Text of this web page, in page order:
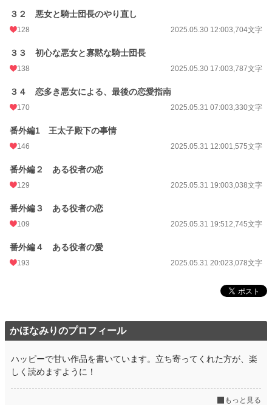
３２ 悪女と騎士団長のやり直し
128 2025.05.30 12:003,704文字
３３ 初心な悪女と寡黙な騎士団長
138 2025.05.30 17:003,787文字
３４ 恋多き悪女による、最後の恋愛指南
170 2025.05.31 07:003,330文字
番外編1 王太子殿下の事情
146 2025.05.31 12:001,575文字
番外編２ ある役者の恋
129 2025.05.31 19:003,038文字
番外編３ ある役者の恋
109 2025.05.31 19:512,745文字
番外編４ ある役者の愛
193 2025.05.31 20:023,078文字
かほなみりのプロフィール
ハッピーで甘い作品を書いています。立ち寄ってくれた方が、楽
しく読めますように！
もっと見る